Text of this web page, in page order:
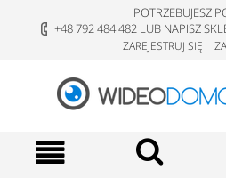
POTRZEBUJESZ
+48 792 484 482 LUB NAPISZ
ZAREJESTRUJ SIĘ